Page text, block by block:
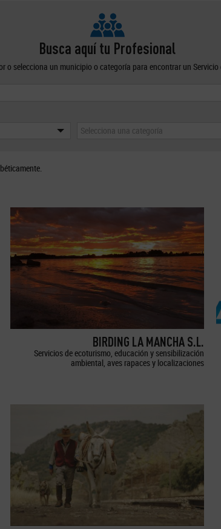
Busca aquí tu Profesional
o selecciona un municipio o categoría para encontrar un Servicio
Selecciona una categoría
BIRDING LA MANCHA S.L.
Servicios de ecoturismo, educación y sensibilización
ambiental, aves rapaces y localizaciones